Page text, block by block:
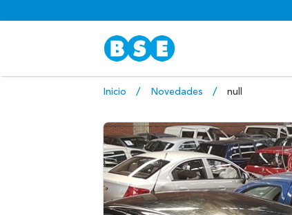
Inicio Novedades null